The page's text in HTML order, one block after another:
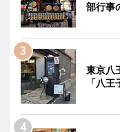
部行事
東京八
「八